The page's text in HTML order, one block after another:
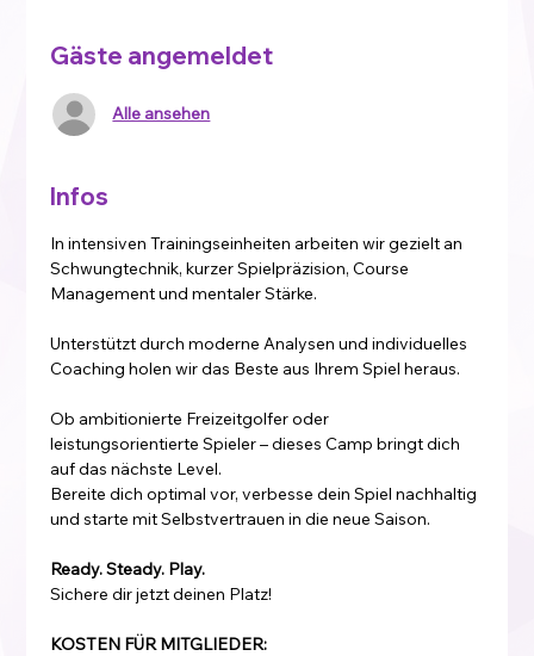
Gäste angemeldet
Alle ansehen
Infos
In intensiven Trainingseinheiten arbeiten wir gezielt an
Schwungtechnik, kurzer Spielpräzision, Course
Management und mentaler Stärke.
Unterstützt durch moderne Analysen und individuelles
Coaching holen wir das Beste aus Ihrem Spiel heraus.
Ob ambitionierte Freizeitgolfer oder
leistungsorientierte Spieler – dieses Camp bringt dich
auf das nächste Level.
Bereite dich optimal vor, verbesse dein Spiel nachhaltig
und starte mit Selbstvertrauen in die neue Saison.
Ready. Steady. Play.
Sichere dir jetzt deinen Platz!
KOSTEN FÜR MITGLIEDER: